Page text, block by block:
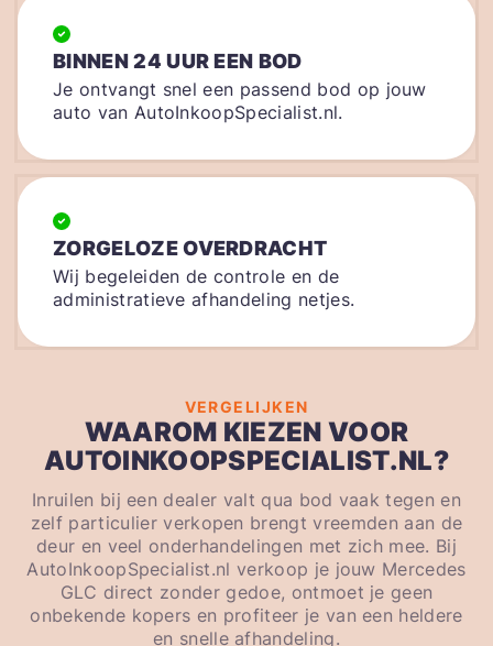
BINNEN 24 UUR EEN BOD
Je ontvangt snel een passend bod op jouw
auto van AutoInkoopSpecialist.nl.
ZORGELOZE OVERDRACHT
Wij begeleiden de controle en de
administratieve afhandeling netjes.
VERGELIJKEN
WAAROM KIEZEN VOOR
AUTOINKOOPSPECIALIST.NL?
Inruilen bij een dealer valt qua bod vaak tegen en
zelf particulier verkopen brengt vreemden aan de
deur en veel onderhandelingen met zich mee. Bij
AutoInkoopSpecialist.nl verkoop je jouw Mercedes
GLC direct zonder gedoe, ontmoet je geen
onbekende kopers en profiteer je van een heldere
en snelle afhandeling.